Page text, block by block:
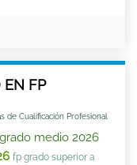
EN FP
de Cualificación Profesional
medio 2026
fp grado superior a